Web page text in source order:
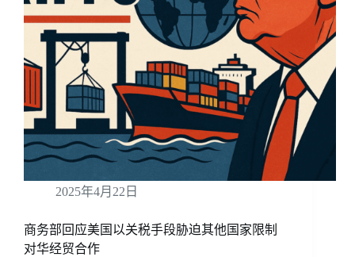
2025年4月22日
商务部回应美国以关税手段胁迫其他国家限制
对华经贸合作